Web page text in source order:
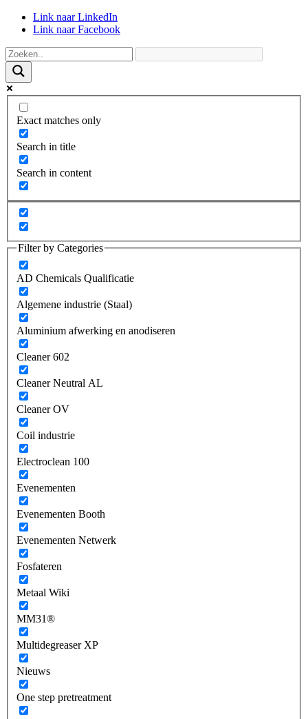
Link naar LinkedIn
Link naar Facebook
Exact matches only
Search in title
Search in content
Filter by Categories
AD Chemicals Qualificatie
Algemene industrie (Staal)
Aluminium afwerking en anodiseren
Cleaner 602
Cleaner Neutral AL
Cleaner OV
Coil industrie
Electroclean 100
Evenementen
Evenementen Booth
Evenementen Netwerk
Fosfateren
Metaal Wiki
MM31®
Multidegreaser XP
Nieuws
One step pretreatment